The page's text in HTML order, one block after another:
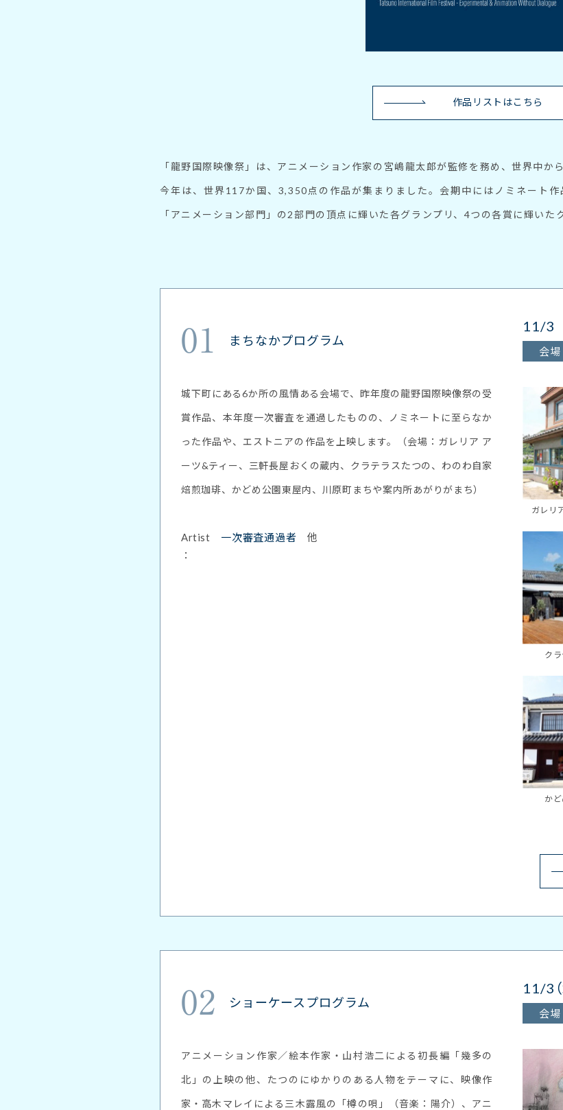
作品リストはこちら
「龍野国際映像祭」は、アニメーション作家の宮嶋龍太郎が監修を務め、世界中か
今年は、世界117か国、3,350点の作品が集まりました。会期中にはノミネート
「アニメーション部門」の2部門の頂点に輝いた各グランプリ、4つの各賞に輝いた
01 まちなかプログラム
11/3
会場
城下町にある6か所の風情ある会場で、昨年度の龍野国際映像祭の受
賞作品、本年度一次審査を通過したものの、ノミネートに至らなか
った作品や、エストニアの作品を上映します。（会場：ガレリア ア
ーツ&ティー、三軒長屋おくの蔵内、クラテラスたつの、わのわ自家
焙煎珈琲、かどめ公園東屋内、川原町まちや案内所あがりがまち）
Artist
：
一次審査通過者 他
ガレリ
ク
か
02 ショーケースプログラム
11/3（
会場
アニメーション作家／絵本作家・山村浩二による初長編「幾多の
北」の上映の他、たつのにゆかりのある人物をテーマに、映像作
家・高木マレイによる三木露風の「樽の唄」（音楽：陽介）、アニ